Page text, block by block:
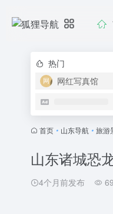
热门
网红写真馆
首页 • 山东导航 • 旅游
山东诸城恐
4个月前发布 69